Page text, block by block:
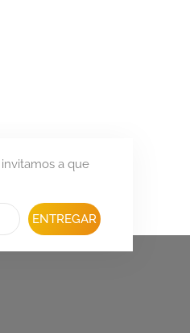
a que
ENTREGAR